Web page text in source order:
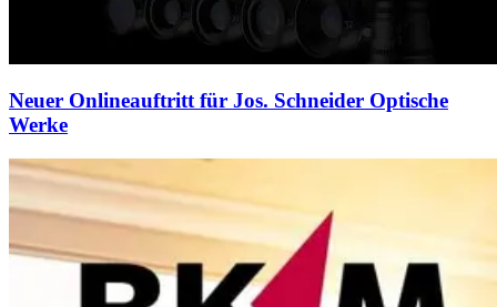
Neuer Onlineauftritt für Jos. Schneider Optische
Werke